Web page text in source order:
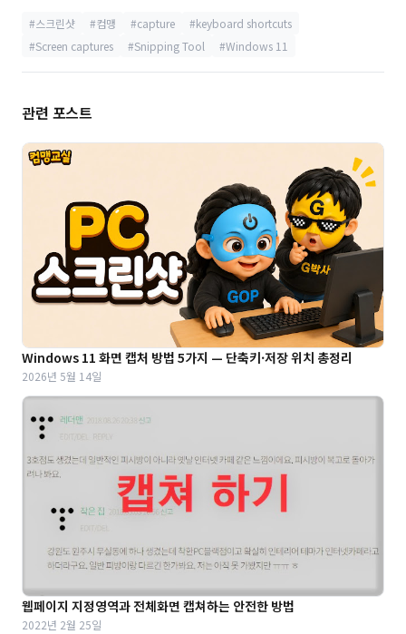
#스크린샷 #컴맹 #capture
#keyboard shortcuts
#Screen captures
#Snipping Tool #Windows 11
관련 포스트
Windows 11 화면 캡처 방법 5가지 — 단축키·저장 위치 총정리
2026년 5월 14일
웹페이지 지정영역과 전체화면 캡쳐하는 안전한 방법
2022년 2월 25일